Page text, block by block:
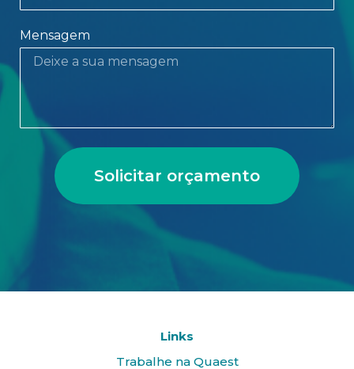
Mensagem
Solicitar orçamento
Links
Trabalhe na Quaest